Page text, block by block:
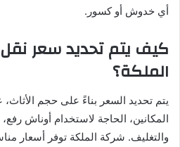
أي خدوش أو كسور.
كيف يتم تحديد سعر
الملكة؟
يتم تحديد السعر بناءً على حجم الأثاث،
المكانين، الحاجة لاستخدام أوناش
والتغليف. شركة الملكة توفر أسعار